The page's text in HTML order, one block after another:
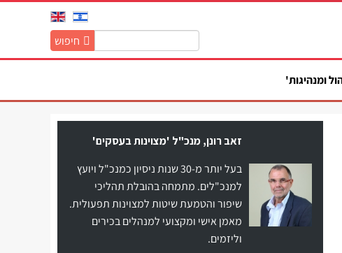
באתר:
חיפוש
ומנהיגות'
זאב רונן, מנכ"ל 'מצוינות בעסקים'
בעל יותר מ-30 שנות ניסיון כמנכ"ל ויועץ
למנכ"לים. מתמחה בהובלת תהליכי
שיפור והטמעת שיטות למצוינות תפעולית.
מאמן אישי ומקצועי למנהלים בכירים
וליזמים.